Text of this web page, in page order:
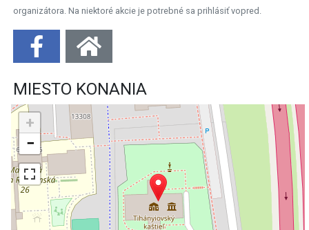
organizátora. Na niektoré akcie je potrebné sa prihlásiť vopred.
MIESTO KONANIA
+
−